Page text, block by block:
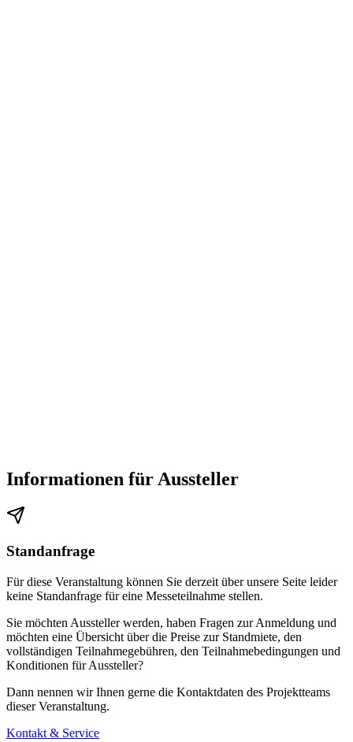
Informationen für Aussteller
Standanfrage
Für diese Veranstaltung können Sie derzeit über unsere Seite leider
keine Standanfrage für eine Messeteilnahme stellen.
Sie möchten Aussteller werden, haben Fragen zur Anmeldung und
möchten eine Übersicht über die Preise zur Standmiete, den
vollständigen Teilnahmegebühren, den Teilnahmebedingungen und
Konditionen für Aussteller?
Dann nennen wir Ihnen gerne die Kontaktdaten des Projektteams
dieser Veranstaltung.
Kontakt & Service